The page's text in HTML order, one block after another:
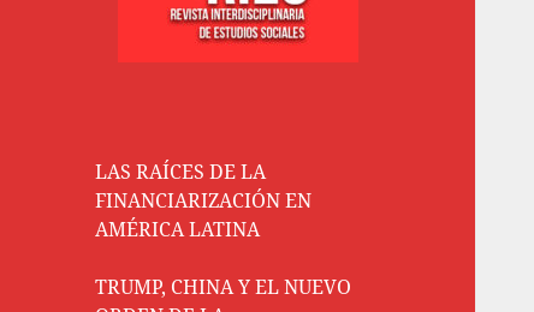
LAS RAÍCES DE LA
FINANCIARIZACIÓN EN
AMÉRICA LATINA
TRUMP, CHINA Y EL NUEVO